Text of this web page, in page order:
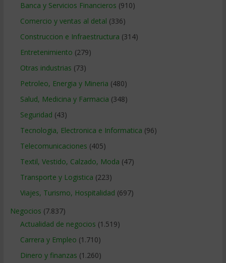
Banca y Servicios Financieros (910)
Comercio y ventas al detal (336)
Construccion e Infraestructura (314)
Entretenimiento (279)
Otras industrias (73)
Petroleo, Energia y Mineria (480)
Salud, Medicina y Farmacia (348)
Seguridad (43)
Tecnologia, Electronica e Informatica (96)
Telecomunicaciones (405)
Textil, Vestido, Calzado, Moda (47)
Transporte y Logistica (223)
Viajes, Turismo, Hospitalidad (697)
Negocios (7.837)
Actualidad de negocios (1.519)
Carrera y Empleo (1.710)
Dinero y finanzas (1.260)